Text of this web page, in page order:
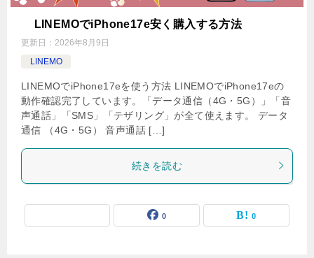
LINEMOでiPhone17e安く購入する方法
更新日： 2026年8月9日
LINEMO
LINEMOでiPhone17eを使う方法 LINEMOでiPhone17eの
動作確認完了しています。「データ通信（4G・5G）」「音
声通話」「SMS」「テザリング」が全て使えます。 データ
通信 （4G・5G） 音声通話 […]
続きを読む
0 0